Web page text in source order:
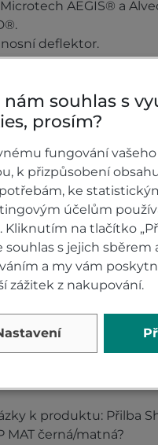
AEGIS® a
nosní deflektor.
systém těsnění
komunikátor
není součástí).
ECE 22.06
1585 g (+/- 50 g)
Černá
Integrální
k produktu: Přilba
MAT černá/matná?
nám souhlas s
prosím?
fungování
k přizpůsobení
ke
účelům
Kliknutím na tlačítko
souhlas s jejich sběrem
a my vám
zážitek z nakupování.